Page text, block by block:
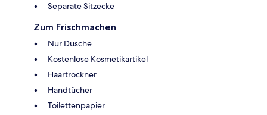
Separate Sitzecke
Zum Frischmachen
Nur Dusche
Kostenlose Kosmetikartikel
Haartrockner
Handtücher
Toilettenpapier